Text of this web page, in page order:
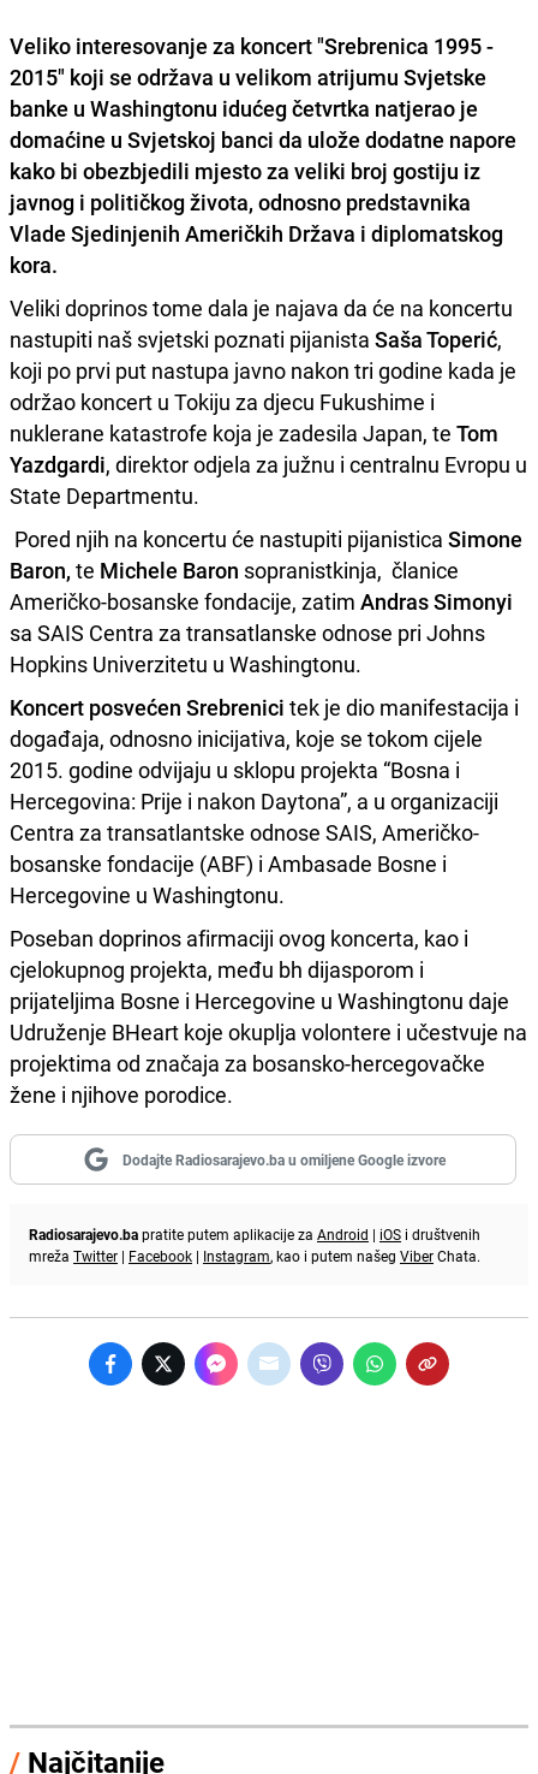
Veliko interesovanje za koncert "Srebrenica 1995 -
2015" koji se održava u velikom atrijumu Svjetske
banke u Washingtonu idućeg četvrtka natjerao je
domaćine u Svjetskoj banci da ulože dodatne napore
kako bi obezbjedili mjesto za veliki broj gostiju iz
javnog i političkog života, odnosno predstavnika
Vlade Sjedinjenih Američkih Država i diplomatskog
kora.
Veliki doprinos tome dala je najava da će na koncertu
nastupiti naš svjetski poznati pijanista Saša Toperić,
koji po prvi put nastupa javno nakon tri godine kada je
održao koncert u Tokiju za djecu Fukushime i
nuklerane katastrofe koja je zadesila Japan, te Tom
Yazdgardi, direktor odjela za južnu i centralnu Evropu u
State Departmentu.
Pored njih na koncertu će nastupiti pijanistica Simone
Baron, te Michele Baron sopranistkinja, članice
Američko-bosanske fondacije, zatim Andras Simonyi
sa SAIS Centra za transatlanske odnose pri Johns
Hopkins Univerzitetu u Washingtonu.
Koncert posvećen Srebrenici tek je dio manifestacija i
događaja, odnosno inicijativa, koje se tokom cijele
2015. godine odvijaju u sklopu projekta “Bosna i
Hercegovina: Prije i nakon Daytona”, a u organizaciji
Centra za transatlantske odnose SAIS, Američko-
bosanske fondacije (ABF) i Ambasade Bosne i
Hercegovine u Washingtonu.
Poseban doprinos afirmaciji ovog koncerta, kao i
cjelokupnog projekta, među bh dijasporom i
prijateljima Bosne i Hercegovine u Washingtonu daje
Udruženje BHeart koje okuplja volontere i učestvuje na
projektima od značaja za bosansko-hercegovačke
žene i njihove porodice.
Dodajte Radiosarajevo.ba u omiljene Google izvore
Radiosarajevo.bapratite putem aplikacije za Android | iOS i društvenih
mreža Twitter | Facebook | Instagram, kao i putem našeg ViberChata.
/ Najčitanije